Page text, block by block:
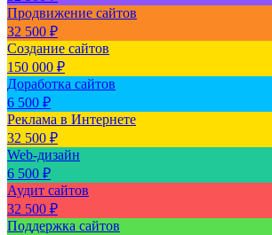
Продвижение сайтов
32 500 ₽
Создание сайтов
150 000 ₽
Доработка сайтов
6 500 ₽
Реклама в Интернете
32 500 ₽
Web-дизайн
6 500 ₽
Аудит сайтов
32 500 ₽
Поддержка сайтов